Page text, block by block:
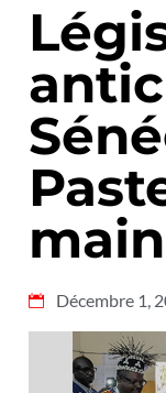
main
Décembre 1,